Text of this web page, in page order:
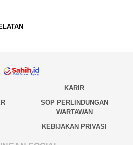
KARIR
SOP PERLINDUNGAN
WARTAWAN
KEBIJAKAN PRIVASI